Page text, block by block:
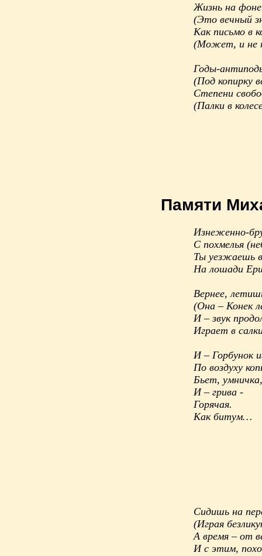
Жизнь на
(Это вечный
Как письмо в
(Может, и не
Годы-
(Под копирку
Степени
(Палки в
Памяти
Изнеженно-
С похмелья
Ты уезжаешь
На лошади
Вернее,
(Она – Конек
И – звук
Играет в
И – Горбунок
По воздуху
Бьет, умничка,
И – грива -
Горячая.
Как битум…
Сидишь на
(Играя
А время – от
И с этим,